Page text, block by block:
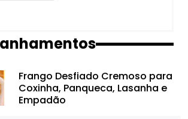
Frango Desfiado Cremoso para
Coxinha, Panqueca, Lasanha e
Empadão